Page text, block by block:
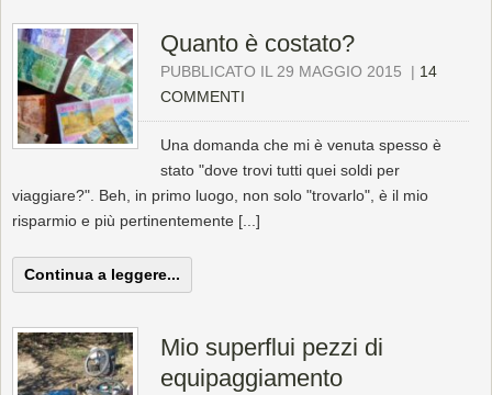
Quanto è costato?
PUBBLICATO IL 29 MAGGIO 2015 | 14
COMMENTI
Una domanda che mi è venuta spesso è
stato "dove trovi tutti quei soldi per
viaggiare?". Beh, in primo luogo, non solo "trovarlo", è il mio
risparmio e più pertinentemente [...]
Continua a leggere...
Mio superflui pezzi di
equipaggiamento